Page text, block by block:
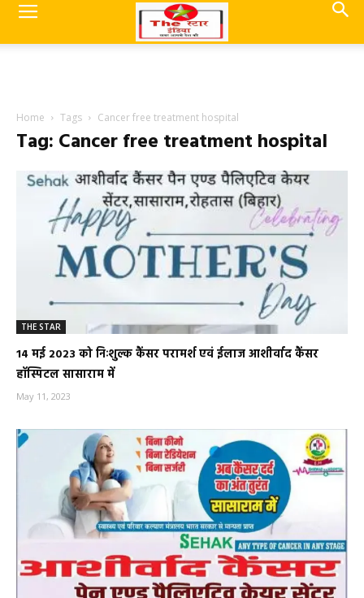
Home Tags Cancer free treatment hospital
Tag: Cancer free treatment hospital
THE STAR
14 मई 2023 को निःशुल्क कैंसर परामर्श एवं ईलाज आशीर्वाद कैंसर
हॉस्पिटल सासाराम में
May 11, 2023